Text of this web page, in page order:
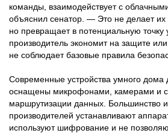
команды, взаимодействует с
объяснил сенатор. — Это не делает их
но превращает в потенциальную точку
производитель экономит на защите
не соблюдает базовые правила
Современные устройства умного дома
оснащены микрофонами, камерами и
маршрутизации данных. Большинство
производителей устанавливают
используют шифрование и не